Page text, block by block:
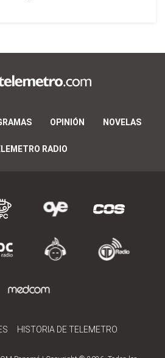
OPINIÓN NOVELAS
RADIO
HISTORIA DE TELEMETRO